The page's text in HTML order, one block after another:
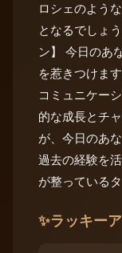
ロシェのよう
となるでしょ
ン】 今日のあ
を惹きつけま
コミュニケー
的な成長とチ
が、今日のあ
過去の経験を
が整っている
✨ラッキー